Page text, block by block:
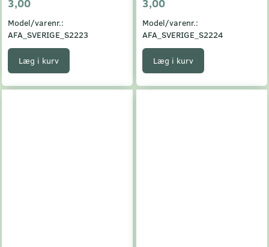
Model/varenr.:
AFA_SVERIGE_S2223
Læg i kurv
Model/varenr.:
AFA_SVERIGE_S2224
Læg i kurv